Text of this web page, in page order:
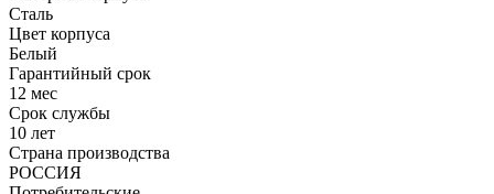
Сталь
Цвет корпуса
Белый
Гарантийный срок
12 мес
Срок службы
10 лет
Страна производства
РОССИЯ